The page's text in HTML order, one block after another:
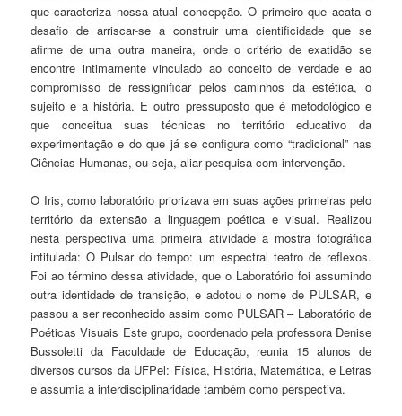
que caracteriza nossa atual concepção. O primeiro que acata o
desafio de arriscar-se a construir uma cientificidade que se
afirme de uma outra maneira, onde o critério de exatidão se
encontre intimamente vinculado ao conceito de verdade e ao
compromisso de ressignificar pelos caminhos da estética, o
sujeito e a história. E outro pressuposto que é metodológico e
que conceitua suas técnicas no território educativo da
experimentação e do que já se configura como “tradicional” nas
Ciências Humanas, ou seja, aliar pesquisa com intervenção.
O Iris, como laboratório priorizava em suas ações primeiras pelo
território da extensão a linguagem poética e visual. Realizou
nesta perspectiva uma primeira atividade a mostra fotográfica
intitulada: O Pulsar do tempo: um espectral teatro de reflexos.
Foi ao término dessa atividade, que o Laboratório foi assumindo
outra identidade de transição, e adotou o nome de PULSAR, e
passou a ser reconhecido assim como PULSAR – Laboratório de
Poéticas Visuais Este grupo, coordenado pela professora Denise
Bussoletti da Faculdade de Educação, reunia 15 alunos de
diversos cursos da UFPel: Física, História, Matemática, e Letras
e assumia a interdisciplinaridade também como perspectiva.